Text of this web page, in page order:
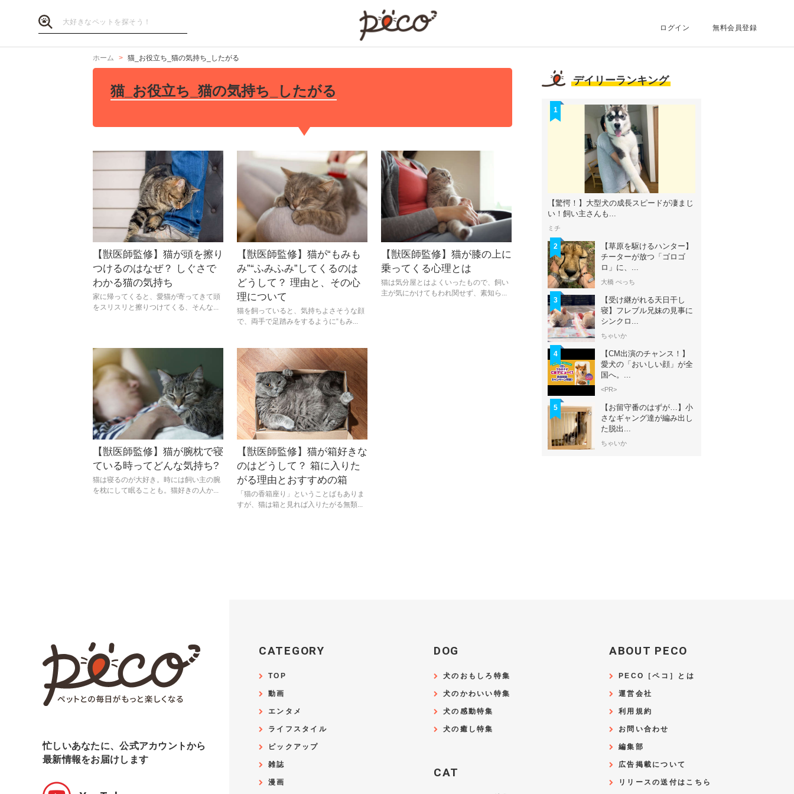
ログイン 無料会員登録
ホーム 猫_お役立ち_猫の気持ち_したがる
猫_お役立ち_猫の気持ち_したがる
【獣医師監修】猫が頭を擦り
つけるのはなぜ？ しぐさで
わかる猫の気持ち
家に帰ってくると、愛猫が寄ってきて頭
をスリスリと擦りつけてくる、そんな...
【獣医師監修】猫が“もみも
み”“ふみふみ”してくるのは
どうして？ 理由と、その心
理について
猫を飼っていると、気持ちよさそうな顔
で、両手で足踏みをするように“もみ...
【獣医師監修】猫が膝の上に
乗ってくる心理とは
猫は気分屋とはよくいったもので、飼い
主が気にかけてもわれ関せず、素知ら...
【獣医師監修】猫が腕枕で寝
ている時ってどんな気持ち?
猫は寝るのが大好き。時には飼い主の腕
を枕にして眠ることも。猫好きの人か...
【獣医師監修】猫が箱好きな
のはどうして？ 箱に入りた
がる理由とおすすめの箱
「猫の香箱座り」ということばもありま
すが、猫は箱と見れば入りたがる無類...
デイリーランキング
1
【驚愕！】大型犬の成長スピードが凄まじ
い！飼い主さんも...
ミチ
2
【草原を駆けるハンター】
チーターが放つ「ゴロゴ
ロ」に、...
大橋 ぺっち
3
【受け継がれる天日干し
寝】フレブル兄妹の見事に
シンクロ...
ちゃいか
4
【CM出演のチャンス！】
愛犬の「おいしい顔」が全
国へ。...
<PR>
5
【お留守番のはずが…】小
さなギャング達が編み出し
た脱出...
ちゃいか
忙しいあなたに、公式アカウントから
最新情報をお届けします
CATEGORY
TOP
動画
エンタメ
ライフスタイル
ピックアップ
雑誌
漫画
DOG
犬のおもしろ特集
犬のかわいい特集
犬の感動特集
犬の癒し特集
CAT
ABOUT PECO
PECO［ペコ］とは
運営会社
利用規約
お問い合わせ
編集部
広告掲載について
リリースの送付はこちら